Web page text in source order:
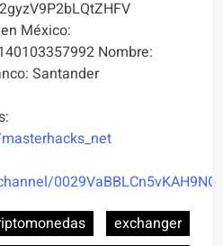
México:
Nombre:
Santander
exchanger